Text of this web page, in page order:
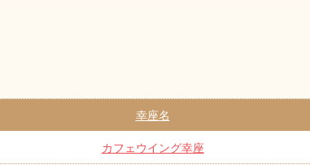
幸座名
カフェウイング幸座